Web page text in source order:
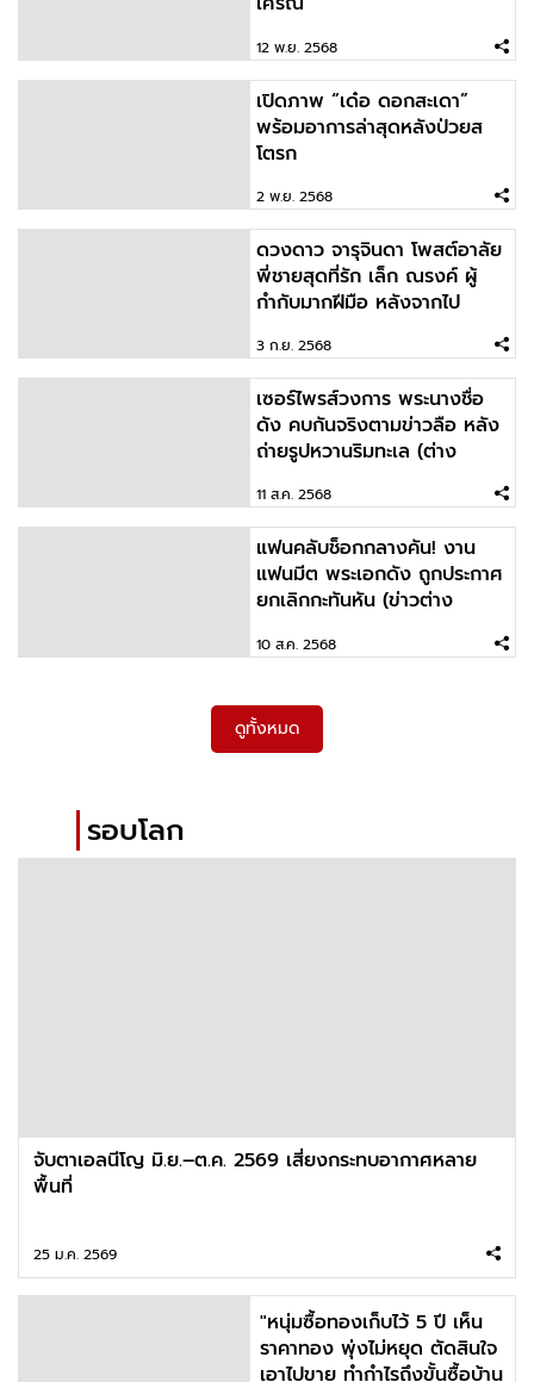
12 พ.ย. 2568
เปิดภาพ “เด๋อ ดอกสะเดา”
พร้อมอาการล่าสุดหลังป่วยส
โตรก
2 พ.ย. 2568
ดวงดาว จารุจินดา โพสต์อาลัย
พี่ชายสุดที่รัก เล็ก ณรงค์ ผู้
กำกับมากฝีมือ หลังจากไป
3 ก.ย. 2568
เซอร์ไพรส์วงการ พระนางชื่อ
ดัง คบกันจริงตามข่าวลือ หลัง
ถ่ายรูปหวานริมทะเล (ต่าง
11 ส.ค. 2568
แฟนคลับช็อกกลางคัน! งาน
แฟนมีต พระเอกดัง ถูกประกาศ
ยกเลิกกะทันหัน (ข่าวต่าง
10 ส.ค. 2568
ดูทั้งหมด
รอบโลก
จับตาเอลนีโญ มิ.ย.–ต.ค. 2569 เสี่ยงกระทบอากาศหลาย
พื้นที่
25 ม.ค. 2569
"หนุ่มซื้อทองเก็บไว้ 5 ปี เห็น
ราคาทอง พุ่งไม่หยุด ตัดสินใจ
เอาไปขาย ทำกำไรถึงขั้นซื้อบ้าน